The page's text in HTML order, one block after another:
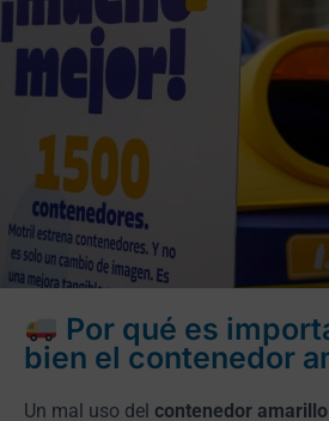
Por qué es
bien el contenedor
Un mal uso del contenedor amarillo